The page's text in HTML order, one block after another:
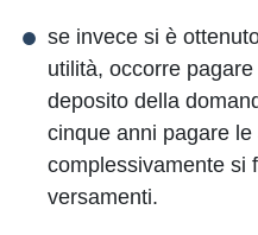
se invece si è
utilità, occorre
deposito della
cinque anni pagare
complessivamente si
versamenti.